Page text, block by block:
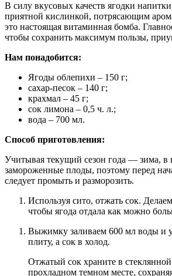
В силу вкусовых качеств ягодки
приятной кислинкой, потрясающим
это настоящая витаминная бомба.
чтобы сохранить максимум пользы,
Нам понадобится:
Ягоды облепихи – 150 г;
сахар-песок – 140 г;
крахмал – 45 г;
сок лимона – 0,5 ч. л.;
вода – 700 мл.
Способ приготовления:
Учитывая текущий сезон года — зима, в
замороженные плоды, поэтому перед
следует промыть и разморозить.
Используя сито, отжать сок.
чтобы ягода отдала как можно
Выжимку заливаем 600 мл воды и
плиту, а сок в холод.
Отжатый сок храните в
прохладном темном месте,